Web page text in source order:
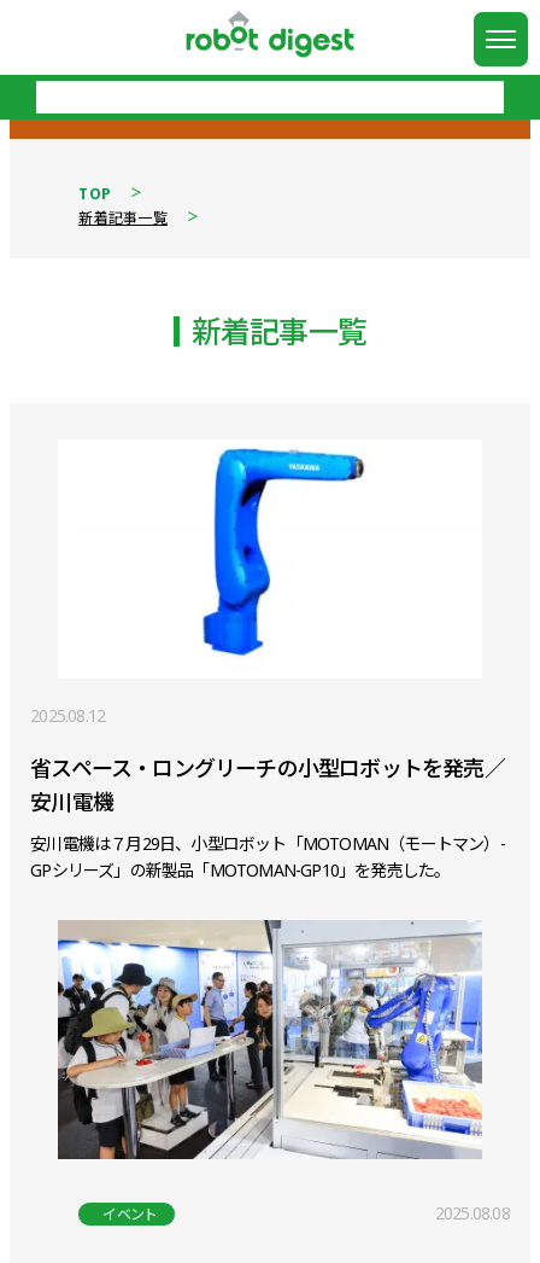
TOP
新着記事一覧
新着記事一覧
2025.08.12
省スペース・ロングリーチの小型ロボットを発売／
安川電機
安川電機は７月29日、小型ロボット「MOTOMAN（モートマン）-
GPシリーズ」の新製品「MOTOMAN-GP10」を発売した。
イベント 2025.08.08